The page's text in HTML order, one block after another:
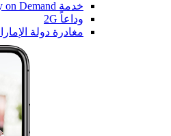
مغادرة دولة الإمارات